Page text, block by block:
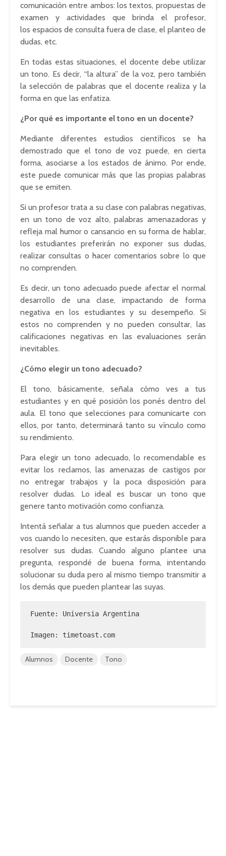
comunicación entre ambos: los textos, propuestas de
examen y actividades que brinda el profesor,
los espacios de consulta fuera de clase, el planteo de
dudas, etc.
En todas estas situaciones, el docente debe utilizar
un tono. Es decir, “la altura” de la voz, pero también
la selección de palabras que el docente realiza y la
forma en que las enfatiza.
¿Por qué es importante el tono en un docente?
Mediante diferentes estudios científicos se ha
demostrado que el tono devoz puede, en cierta
forma, asociarse a los estados de ánimo. Por ende,
este puede comunicar más que las propias palabras
que se emiten.
Si un profesor trata a su clase con palabras negativas,
en un tono de voz alto, palabras amenazadoras y
refleja mal humor o cansancio en su forma de hablar,
los estudiantes preferirán no exponer sus dudas,
realizar consultas o hacer comentarios sobre lo que
no comprenden.
Es decir, un tono adecuado puede afectar el normal
desarrollo de una clase, impactando de forma
negativa en los estudiantes y su desempeño. Si
estos no comprenden y no pueden consultar, las
calificaciones negativas en las evaluaciones serán
inevitables.
¿Cómo elegir un tono adecuado?
El tono, básicamente, señala cómo ves a tus
estudiantes y en qué posición losponés dentro del
aula. El tono que selecciones para comunicarte con
ellos, por tanto, determinará tanto su vínculo como
su rendimiento.
Para elegir un tono adecuado, lo recomendable es
evitar los reclamos, las amenazas de castigos por
no entregar trabajos y la poca disposición para
resolver dudas. Lo ideal es buscar un tono que
genere tanto motivación como confianza.
Intentá señalar a tus alumnos que pueden acceder a
vos cuando lo necesiten, que estarás disponible para
resolver sus dudas. Cuando alguno plantee una
pregunta, respondé de buena forma, intentando
solucionar su duda pero al mismo tiempo transmitir a
los demás que pueden plantear las suyas.
Fuente: Universia Argentina
Imagen: timetoast.com
Alumnos Docente Tono